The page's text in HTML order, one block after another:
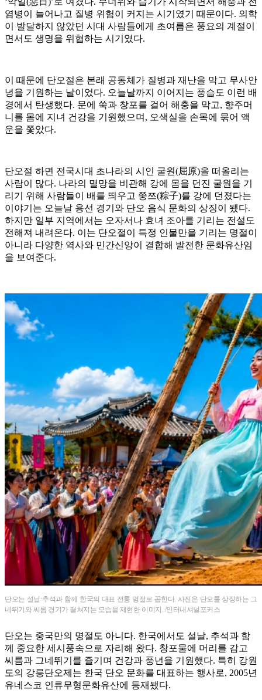
염병이 늘어나고 질병 위험이 커지는 시기였기 때문이다. 의학
이 발달하지 않았던 시대 사람들에게 초여름은 풍요의 계절이
면서도 생명을 위협하는 시기였다.
이 때문에 단오절은 본래 공동체가 질병과 재난을 막고 무사안
녕을 기원하는 날이었다. 오늘날까지 이어지는 풍습도 이런 배
경에서 탄생했다. 문에 쑥과 창포를 걸어 해충을 막고, 향주머
니를 몸에 지녀 건강을 기원했으며, 오색실을 손목에 묶어 액
운을 쫓았다.
단오절 하면 전국시대 초나라의 시인 굴원(屈原)을 떠올리는
사람이 많다. 나라의 멸망을 비관해 강에 몸을 던진 굴원을 기
리기 위해 사람들이 배를 띄우고 쭝쯔(粽子)를 강에 던졌다는
이야기는 오늘날 용선 경기와 단오 음식 문화의 상징이 됐다.
하지만 일부 지역에서는 오자서나 효녀 조아를 기리는 전설도
전해져 내려온다. 이는 단오절이 특정 인물만을 기리는 명절이
아니라 다양한 역사와 민간신앙이 결합해 발전한 문화유산임
을 보여준다.
단오는 설날·추석과 함께 한국의 대표 전통 명절로 꼽힌다. 사진은 단오를 상징하는 그
네뛰기와 씨름 경기가 펼쳐지는 모습을 재현한 이미지. /인터내셔널포커스
단오는 중국만의 명절도 아니다. 한국에서도 설날, 추석과 함
께 중요한 세시풍속으로 자리해 왔다. 창포물에 머리를 감고
씨름과 그네뛰기를 즐기며 건강과 풍년을 기원했다. 특히 강원
도의 강릉단오제는 한국 단오 문화를 대표하는 행사로, 2005년
유네스코 인류무형문화유산에 등재됐다.